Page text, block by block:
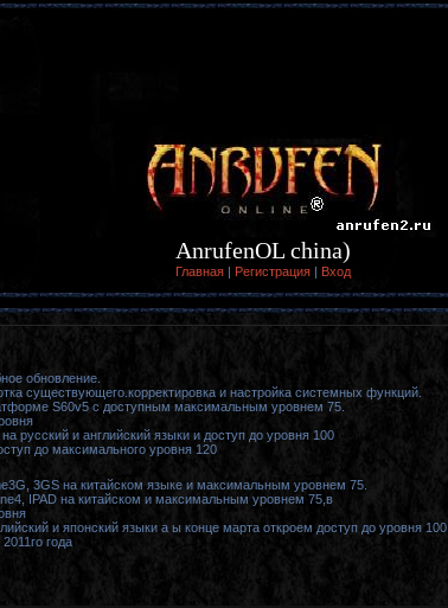
AnrufenOL china)
Главная | Регистрация | Вход
обновление.
существующего.корректировка и настройка системных функций.
S60v5 с доступным максимальным уровнем 75.
русский и английский языки и доступ до уровня 100
до максимального уровня 120
3GS на китайском языке и максимальным уровнем 75.
IPAD на китайском и максимальным уровнем 75,в
и японский языки а ы конце марта откроем доступ до уровня 100
года